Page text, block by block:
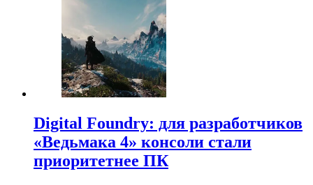
Digital Foundry: для разработчиков
«Ведьмака 4» консоли стали
приоритетнее ПК